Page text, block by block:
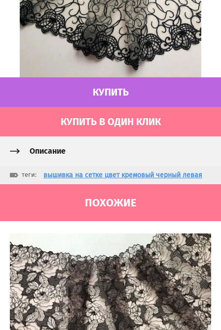
КУПИТЬ
КУПИТЬ В ОДИН КЛИК
Описание
теги: вышивка на сетке цвет кремовый черный левая
ПОХОЖИЕ